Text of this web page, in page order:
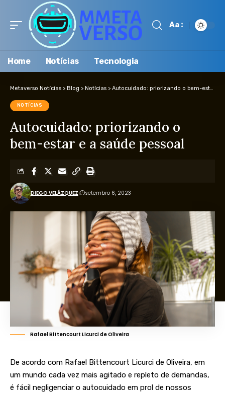
Aa
Home Notícias Tecnologia
Metaverso Notícias > Blog > Notícias > Autocuidado: priorizando o bem-estar e a saúde pessoal
NOTÍCIAS
Autocuidado: priorizando o
bem-estar e a saúde pessoal
DIEGO VELÁZQUEZ setembro 6, 2023
Rafael Bittencourt Licurci de Oliveira
De acordo com Rafael Bittencourt Licurci de Oliveira, em
um mundo cada vez mais agitado e repleto de demandas,
é fácil negligenciar o autocuidado em prol de nossos